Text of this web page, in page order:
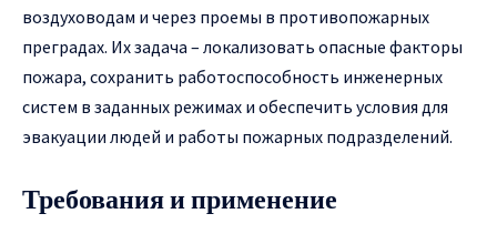
воздуховодам и через проемы в противопожарных
преградах. Их задача – локализовать опасные факторы
пожара, сохранить работоспособность инженерных
систем в заданных режимах и обеспечить условия для
эвакуации людей и работы пожарных подразделений.
Требования и применение